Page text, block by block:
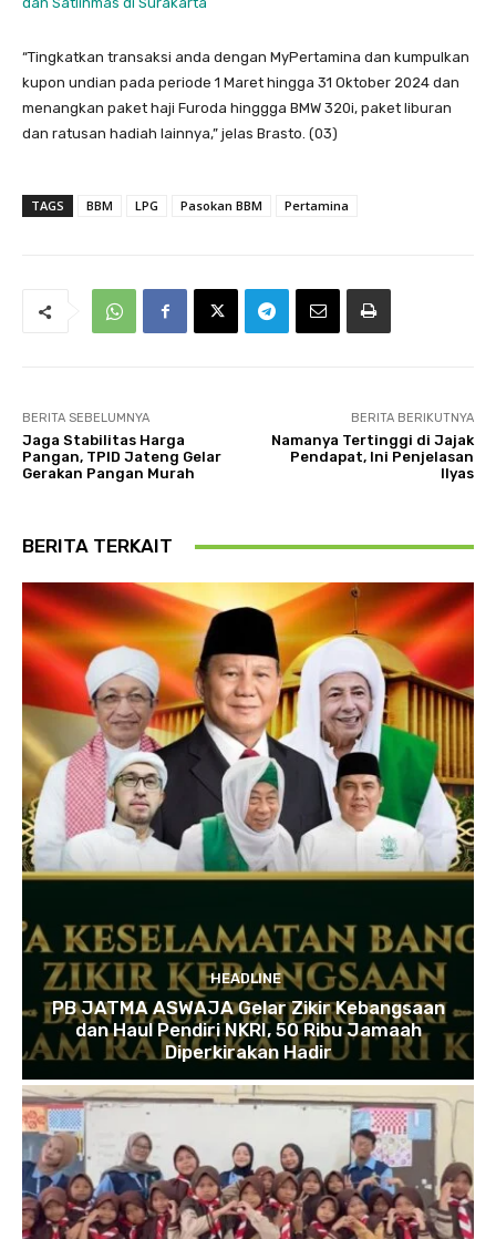
“Tingkatkan transaksi anda dengan MyPertamina dan kumpulkan
kupon undian pada periode 1 Maret hingga 31 Oktober 2024 dan
menangkan paket haji Furoda hinggga BMW 320i, paket liburan
dan ratusan hadiah lainnya,” jelas Brasto. (03)
TAGS BBM LPG Pasokan BBM Pertamina
BERITA SEBELUMNYA
Jaga Stabilitas Harga
Pangan, TPID Jateng Gelar
Gerakan Pangan Murah
BERITA BERIKUTNYA
Namanya Tertinggi di Jajak
Pendapat, Ini Penjelasan
Ilyas
BERITA TERKAIT
HEADLINE
PB JATMA ASWAJA Gelar Zikir Kebangsaan
dan Haul Pendiri NKRI, 50 Ribu Jamaah
Diperkirakan Hadir